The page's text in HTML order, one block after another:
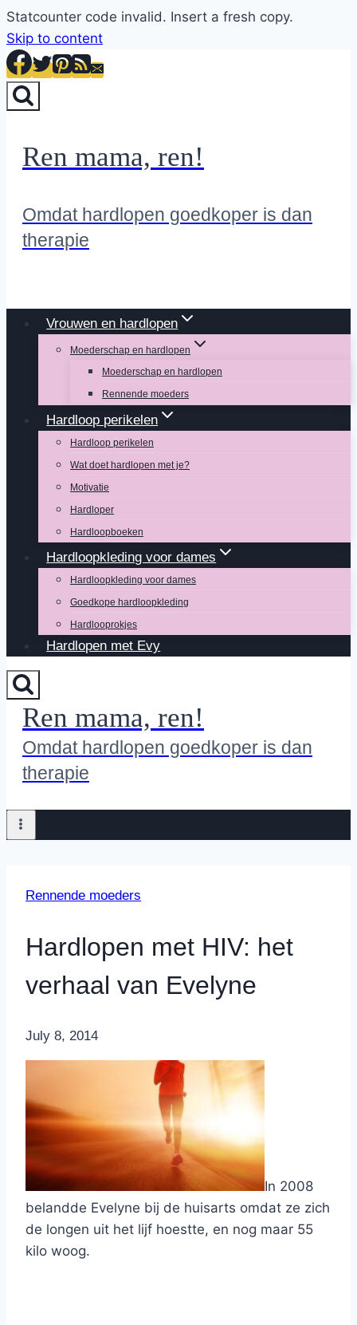
Statcounter code invalid. Insert a fresh copy.
Skip to content
Ren mama, ren!
Omdat hardlopen goedkoper is dan
therapie
Vrouwen en hardlopen
Moederschap en hardlopen
Moederschap en hardlopen
Rennende moeders
Hardloop perikelen
Hardloop perikelen
Wat doet hardlopen met je?
Motivatie
Hardloper
Hardloopboeken
Hardloopkleding voor dames
Hardloopkleding voor dames
Goedkope hardloopkleding
Hardlooprokjes
Hardlopen met Evy
Ren mama, ren!
Omdat hardlopen goedkoper is dan
therapie
Rennende moeders
Hardlopen met HIV: het
verhaal van Evelyne
By Nicole
July 8, 2014
In 2008
belandde Evelyne bij de huisarts omdat ze zich
de longen uit het lijf hoestte, en nog maar 55
kilo woog.